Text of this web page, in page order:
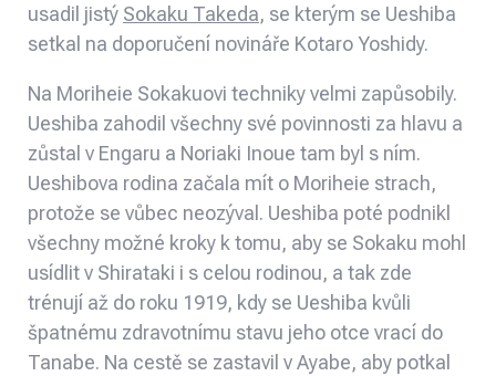
usadil jistý Sokaku Takeda, se kterým se Ueshiba
setkal na doporučení novináře Kotaro Yoshidy.
Na Moriheie Sokakuovi techniky velmi zapůsobily.
Ueshiba zahodil všechny své povinnosti za hlavu a
zůstal v Engaru a Noriaki Inoue tam byl s ním.
Ueshibova rodina začala mít o Moriheie strach,
protože se vůbec neozýval. Ueshiba poté podnikl
všechny možné kroky k tomu, aby se Sokaku mohl
usídlit v Shirataki i s celou rodinou, a tak zde
trénují až do roku 1919, kdy se Ueshiba kvůli
špatnému zdravotnímu stavu jeho otce vrací do
Tanabe. Na cestě se zastavil v Ayabe, aby potkal